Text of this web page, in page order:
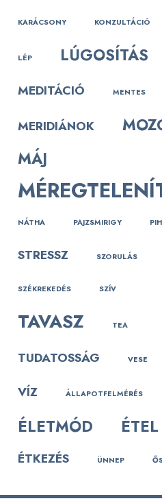
KARÁCSONY KONZULTÁCIÓ
LÉP LÚGOSÍTÁS
MEDITÁCIÓ MENTES
MERIDIÁNOK
MÁJ
NÁTHA PAJZSMIRIGY
STRESSZ SZORULÁS
SZÉKREKEDÉS SZÍV
TAVASZ TEA
TUDATOSSÁG VESE
VÍZ ÁLLAPOTFELMÉRÉS
ÉLETMÓD ÉTEL
ÉTKEZÉS ÜNNEP